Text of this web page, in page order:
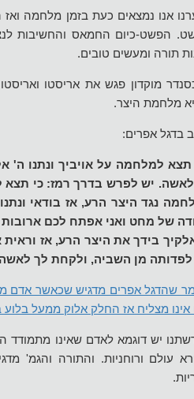
אנו נמצאים כעת בזמן מלחמה
הפשט-כיום החמאס והחשיבות
תורה ומעשים טובים.
מוקדון פגש את אריסטו
מלחמת היצר.
בדגל אפרים:
תצא למלחמה על אויביך ונתנו ה'
יש לפרש בדרך רמז: כי תצא
נגד היצר הרע, אז בודאי
של מחט ואני אפתח לכם
בידך את היצר הרע, אז
מן השביה, ולקחת לך
שהדגל אפרים מדגיש שכאשר אדם
אינו מצליח אז החלק אלוק ממעל בלוע
יש דוגמא לאדם שאינו מתמודד
עולם ורוחניות. והתורה והגמ'